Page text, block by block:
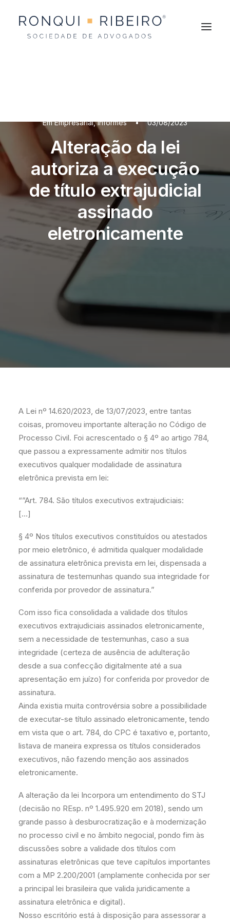
EmEmpresarial,Informes • 03/08/2023
Alteração da lei
autoriza a execução
de título extrajudicial
assinado
eletronicamente
A Lei nº 14.620/2023, de 13/07/2023, entre tantas
coisas, promoveu importante alteração no Código de
Processo Civil. Foi acrescentado o § 4º ao artigo 784,
que passou a expressamente admitir nos títulos
executivos qualquer modalidade de assinatura
eletrônica prevista em lei:
“”Art. 784. São títulos executivos extrajudiciais:
[…]
§ 4º Nos títulos executivos constituídos ou atestados
por meio eletrônico, é admitida qualquer modalidade
de assinatura eletrônica prevista em lei, dispensada a
assinatura de testemunhas quando sua integridade for
conferida por provedor de assinatura.”
Com isso fica consolidada a validade dos títulos
executivos extrajudiciais assinados eletronicamente,
sem a necessidade de testemunhas, caso a sua
integridade (certeza de ausência de adulteração
desde a sua confecção digitalmente até a sua
apresentação em juízo) for conferida por provedor de
assinatura.
Ainda existia muita controvérsia sobre a possibilidade
de executar-se título assinado eletronicamente, tendo
em vista que o art. 784, do CPC é taxativo e, portanto,
listava de maneira expressa os títulos considerados
executivos, não fazendo menção aos assinados
eletronicamente.
A alteração da lei Incorpora um entendimento do STJ
(decisão no REsp. nº 1.495.920 em 2018), sendo um
grande passo à desburocratização e à modernização
no processo civil e no âmbito negocial, pondo fim às
discussões sobre a validade dos títulos com
assinaturas eletrônicas que teve capítulos importantes
com a MP 2.200/2001 (amplamente conhecida por ser
a principal lei brasileira que valida juridicamente a
assinatura eletrônica e digital).
Nosso escritório está à disposição para assessorar a